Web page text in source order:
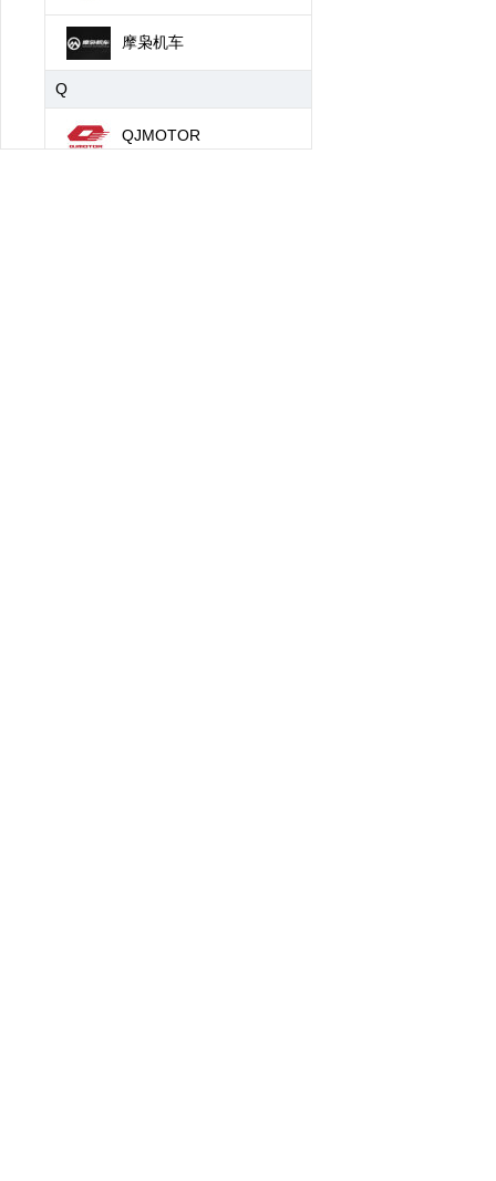
摩枭机车
Q
QJMOTOR